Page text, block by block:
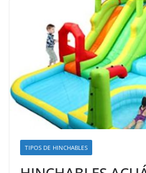
TIPOS DE HINCHABLES